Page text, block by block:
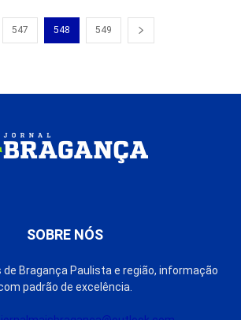
547 548 549
SOBRE NÓS
de Bragança Paulista e região, informação
padrão de excelência.